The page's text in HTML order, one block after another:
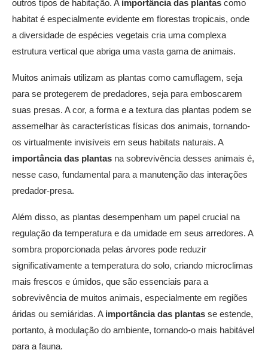
outros tipos de habitação. A importância das plantas como
habitat é especialmente evidente em florestas tropicais, onde
a diversidade de espécies vegetais cria uma complexa
estrutura vertical que abriga uma vasta gama de animais.
Muitos animais utilizam as plantas como camuflagem, seja
para se protegerem de predadores, seja para emboscarem
suas presas. A cor, a forma e a textura das plantas podem se
assemelhar às características físicas dos animais, tornando-
os virtualmente invisíveis em seus habitats naturais. A
importância das plantas na sobrevivência desses animais é,
nesse caso, fundamental para a manutenção das interações
predador-presa.
Além disso, as plantas desempenham um papel crucial na
regulação da temperatura e da umidade em seus arredores. A
sombra proporcionada pelas árvores pode reduzir
significativamente a temperatura do solo, criando microclimas
mais frescos e úmidos, que são essenciais para a
sobrevivência de muitos animais, especialmente em regiões
áridas ou semiáridas. A importância das plantas se estende,
portanto, à modulação do ambiente, tornando-o mais habitável
para a fauna.